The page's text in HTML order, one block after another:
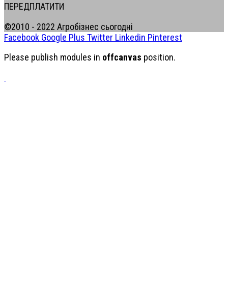
ПЕРЕДПЛАТИТИ
©2010 - 2022 Агробізнес сьогодні
Facebook Google Plus Twitter Linkedin Pinterest
Please publish modules in offcanvas position.